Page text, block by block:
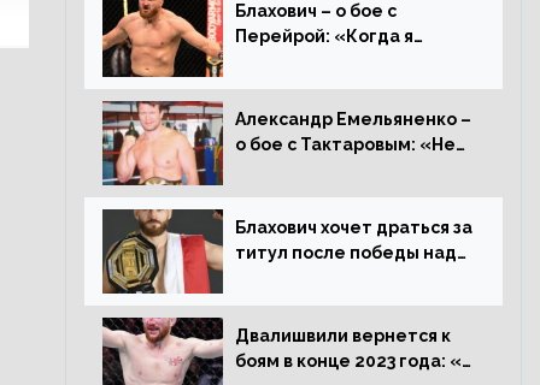
Блахович – о бое с
Перейрой: «Когда я
93 кг, захотел драться с
ним»
Александр Емельяненко –
о бое с Тактаровым: «Нет,
Блахович хочет драться за
титул после победы над
счастлив увезти пояс в
Польшу»
Двалишвили вернется к
боям в конце 2023 года: «Я